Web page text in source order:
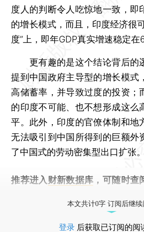
度人的判断令人吃惊地一致，即
的增长模式，而且，印度经济很
度”上，即年GDP真实增速稳定在
更有趣的是这个结论背后的
提到中国政府主导型的增长模式
高储蓄率，并导致过度的投资；
的印度不可能、也不想形成这么
平。此外，印度的官僚体制和地
无法吸引到中国所得到的巨额外
了中国式的劳动密集型出口扩张。
推荐进入 财新数据库 ，可随时
本文共计0字 订阅后继续
登录 后获取已订阅的阅